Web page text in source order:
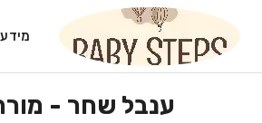
מידע
ענבל שחר - מורה לריקוד